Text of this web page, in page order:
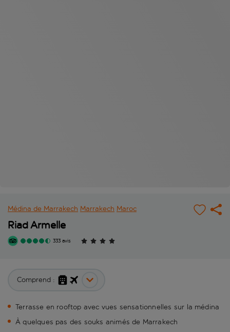
Médina de Marrakech Marrakech Maroc
Riad Armelle
333 avis
Comprend :
Terrasse en rooftop avec vues sensationnelles sur la médina
À quelques pas des souks animés de Marrakech